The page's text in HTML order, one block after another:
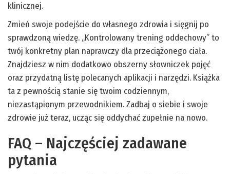
klinicznej.
Zmień swoje podejście do własnego zdrowia i sięgnij po
sprawdzoną wiedzę. „Kontrolowany trening oddechowy” to
twój konkretny plan naprawczy dla przeciążonego ciała.
Znajdziesz w nim dodatkowo obszerny słowniczek pojęć
oraz przydatną listę polecanych aplikacji i narzędzi. Książka
ta z pewnością stanie się twoim codziennym,
niezastąpionym przewodnikiem. Zadbaj o siebie i swoje
zdrowie już teraz, ucząc się oddychać zupełnie na nowo.
FAQ – Najczęściej zadawane
pytania